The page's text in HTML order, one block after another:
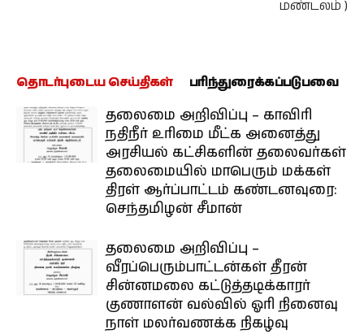
மண்டலம் )
தொடர்புடைய செய்திகள் பரிந்துரைக்கப்படுபவை
தலைமை அறிவிப்பு – காவிரி
நதிநீர் உரிமை மீட்க அனைத்து
அரசியல் கட்சிகளின் தலைவர்கள்
தலைமையில் மாபெரும் மக்கள்
திரள் ஆர்ப்பாட்டம் கண்டனவுரை:
செந்தமிழன் சீமான்
தலைமை அறிவிப்பு –
வீரப்பெரும்பாட்டன்கள் தீரன்
சின்னமலை கட்டுத்தடிக்காரர்
குணாளன் வல்வில் ஓரி நினைவு
நாள் மலர்வணக்க நிகழ்வு